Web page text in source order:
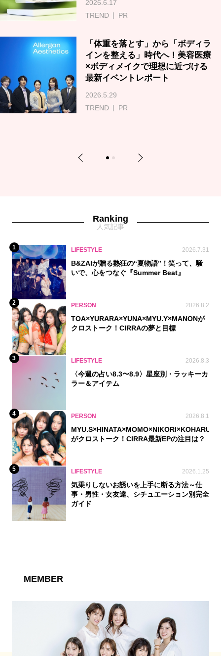
2026.6.17
TREND
PR
「体重を落とす」から「ボディラ
インを整える」時代へ！美容医療
×ボディメイクで理想に近づける
最新イベントレポート
2026.5.29
TREND
PR
Previous 1 2 Next
Ranking
人気記事
1 LIFESTYLE 2026.7.31
B&ZAIが贈る熱狂の“夏物語”！笑って、騒
いで、心をつなぐ『Summer Beat』
2 PERSON 2026.8.2
TOA×YURARA×YUNA×MYU.Y×MANONが
クロストーク！CIRRAの夢と目標
3 LIFESTYLE 2026.8.3
〈今週の占い8.3〜8.9〉星座別・ラッキーカ
ラー＆アイテム
4 PERSON 2026.8.1
MYU.S×HINATA×MOMO×NIKORI×KOHARU
がクロストーク！CIRRA最新EPの注目は？
5 LIFESTYLE 2026.1.25
気乗りしないお誘いを上手に断る方法～仕
事・男性・女友達、シチュエーション別完全
ガイド
MEMBER